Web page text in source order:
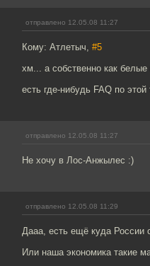
отправлено 12.05.08 11:27
Кому: Атлетыч, #5
хм... а собственно как
есть где-нибудь FAQ по
отправлено 12.05.08 11:27
Не хочу в Лос-Анжылес :)
отправлено 12.05.08 11:29
Дааа, есть ещё куда России
Или наша экономика такие